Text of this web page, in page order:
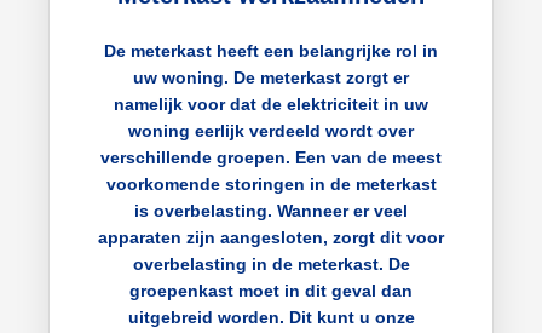
De meterkast heeft een belangrijke rol in
uw woning. De meterkast zorgt er
namelijk voor dat de elektriciteit in uw
woning eerlijk verdeeld wordt over
verschillende groepen. Een van de meest
voorkomende storingen in de meterkast
is overbelasting. Wanneer er veel
apparaten zijn aangesloten, zorgt dit voor
overbelasting in de meterkast. De
groepenkast moet in dit geval dan
uitgebreid worden. Dit kunt u onze